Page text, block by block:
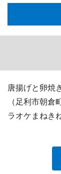
唐揚げと卵焼
（足利市朝
ラオケまねき